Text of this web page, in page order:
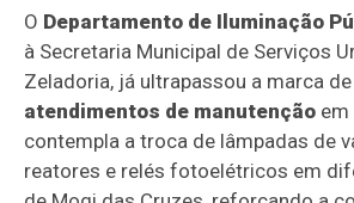
O Departamento de Iluminação
à Secretaria Municipal de Serviços
Zeladoria, já ultrapassou a marca
atendimentos de manutenção em
contempla a troca de lâmpadas de
reatores e relés fotoelétricos em